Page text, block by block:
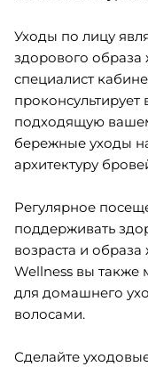
Уходы по лицу
здорового
специалист
проконсультирует
подходящую
бережные уходы
архитектуру
Регулярное
поддерживать
возраста и
Wellness вы также
для домашнего
волосами.
Сделайте